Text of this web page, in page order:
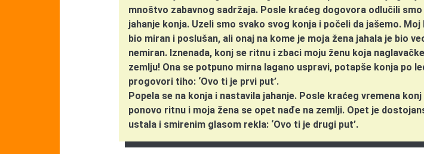
mnoštvo zabavnog sadržaja. Posle kraćeg dogovora odlučili smo
jahanje konja. Uzeli smo svako svog konja i počeli da jašemo. Moj
bio miran i poslušan, ali onaj na kome je moja žena jahala je bio
nemiran. Iznenada, konj se ritnu i zbaci moju ženu koja
zemlju! Ona se potpuno mirna lagano uspravi, potapše konja po
progovori tiho: ‘Ovo ti je prvi put’.
Popela se na konja i nastavila jahanje. Posle kraćeg vremena konj
ponovo ritnu i moja žena se opet nađe na zemlji. Opet je
ustala i smirenim glasom rekla: ‘Ovo ti je drugi put’.